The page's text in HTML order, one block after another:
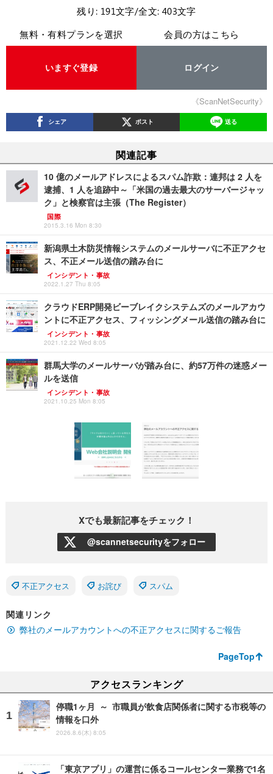
残り: 191文字/全文: 403文字
無料・有料プランを選択
いますぐ登録
会員の方はこちら
ログイン
《ScanNetSecurity》
シェア ポスト 送る
関連記事
10 億のメールアドレスによるスパム詐欺：連邦は 2 人を
逮捕、1 人を追跡中～「米国の過去最大のサーバージャッ
ク」と検察官は主張（The Register）
国際
2015.3.16 Mon 8:30
新潟県土木防災情報システムのメールサーバに不正アクセ
ス、不正メール送信の踏み台に
インシデント・事故
2022.1.27 Thu 8:05
クラウドERP開発ビーブレイクシステムズのメールアカウ
ントに不正アクセス、フィッシングメール送信の踏み台に
インシデント・事故
2021.12.22 Wed 8:05
群馬大学のメールサーバが踏み台に、約57万件の迷惑メー
ルを送信
インシデント・事故
2021.10.25 Mon 8:05
Xでも最新記事をチェック！
@scannetsecurityをフォロー
不正アクセス お詫び スパム
関連リンク
弊社のメールアカウントへの不正アクセスに関するご報告
PageTop
アクセスランキング
停職1ヶ月 ～ 市職員が飲食店関係者に関する市税等の
情報を口外
2026.8.6(木) 8:05
「東京アプリ」の運営に係るコールセンター業務で1名